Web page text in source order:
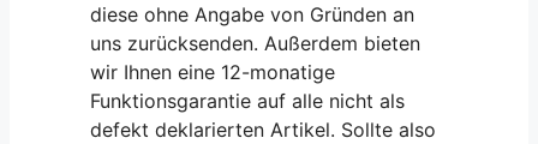
diese ohne Angabe von Gründen an
uns zurücksenden. Außerdem bieten
wir Ihnen eine 12-monatige
Funktionsgarantie auf alle nicht als
defekt deklarierten Artikel. Sollte also